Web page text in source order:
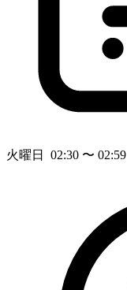
火曜日 02:30 〜 02:59